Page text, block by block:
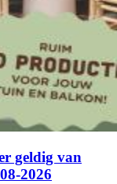
geldig van
2026